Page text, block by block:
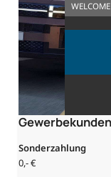
Sonderzahlung
0,- €